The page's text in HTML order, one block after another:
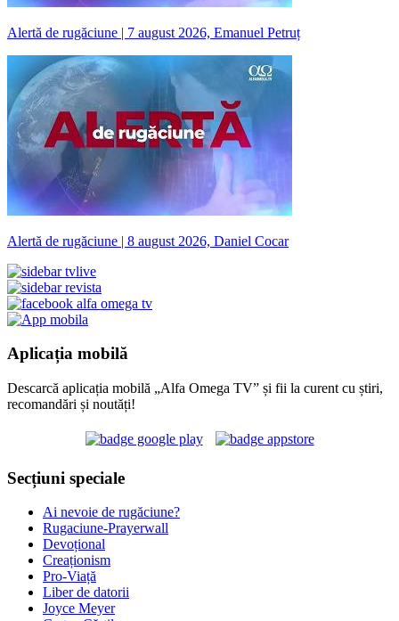
Alertă de rugăciune | 7 august 2026, Emanuel Petruț
Alertă de rugăciune | 8 august 2026, Daniel Cocar
Aplicația mobilă
Descarcă aplicația mobilă „Alfa Omega TV” și fii la curent cu știri,
recomandări și noutăți!
Secțiuni speciale
Ai nevoie de rugăciune?
Rugaciune-Prayerwall
Devoțional
Creaționism
Pro-Viață
Liber de datorii
Joyce Meyer